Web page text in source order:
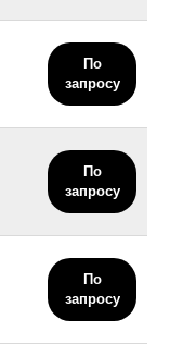
По
запросу
По
запросу
По
запросу